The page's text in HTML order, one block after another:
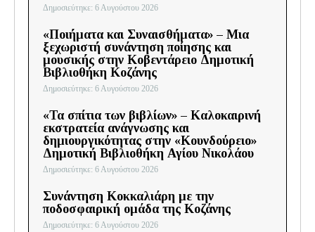
Δημοσιεύτηκε: 6 Αυγούστου 2026
«Ποιήματα και Συναισθήματα» – Μια
ξεχωριστή συνάντηση ποίησης και
μουσικής στην Κοβεντάρειο Δημοτική
Βιβλιοθήκη Κοζάνης
Δημοσιεύτηκε: 6 Αυγούστου 2026
«Τα σπίτια των βιβλίων» – Καλοκαιρινή
εκστρατεία ανάγνωσης και
δημιουργικότητας στην «Κουνδούρειο»
Δημοτική Βιβλιοθήκη Αγίου Νικολάου
Δημοσιεύτηκε: 6 Αυγούστου 2026
Συνάντηση Κοκκαλιάρη με την
ποδοσφαιρική ομάδα της Κοζάνης
Δημοσιεύτηκε: 6 Αυγούστου 2026